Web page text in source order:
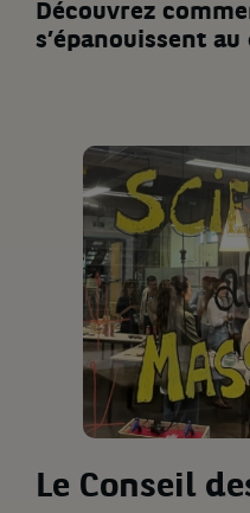
Découvrez
s’épanouissent
Le Conseil